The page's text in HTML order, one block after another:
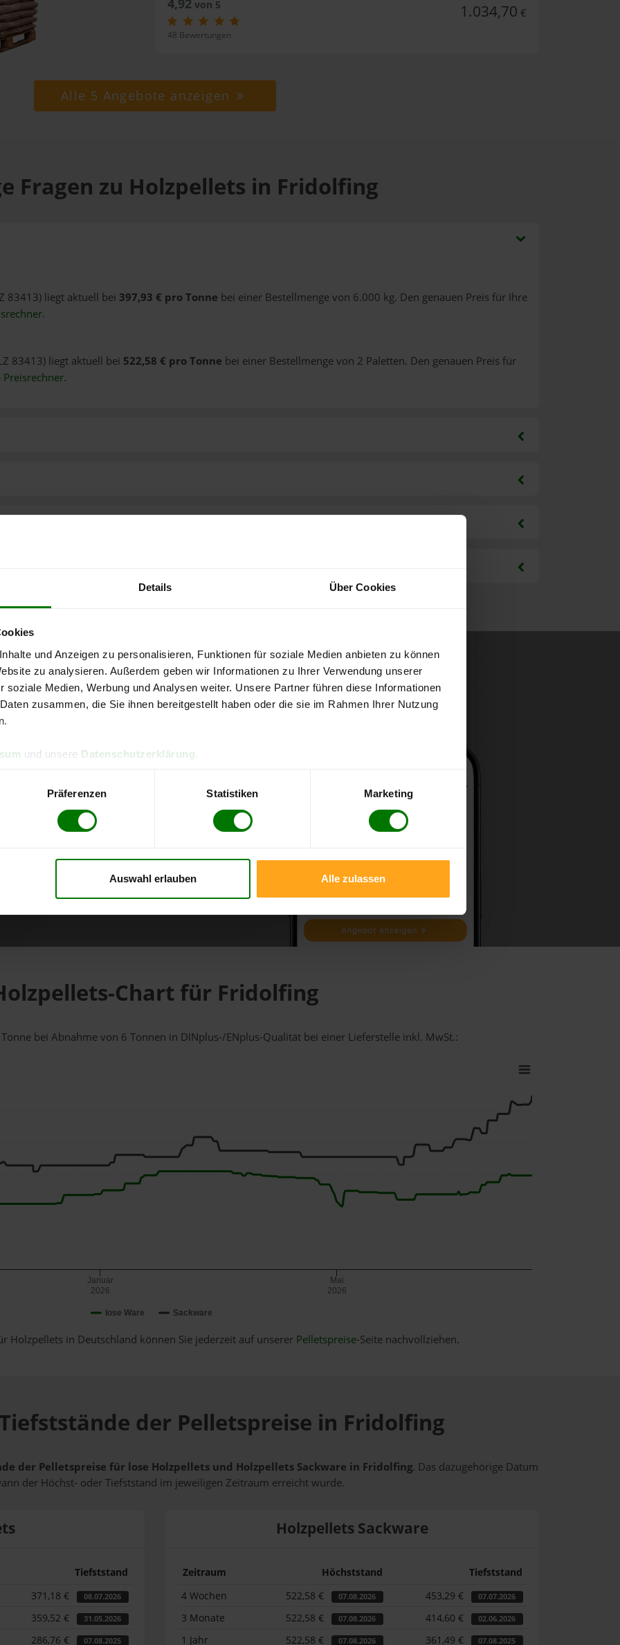
Details Über Cookies
und Anzeigen zu personalisieren, Funktionen für soziale Medien anbieten zu können
zu analysieren. Außerdem geben wir Informationen zu Ihrer Verwendung unserer
soziale Medien, Werbung und Analysen weiter. Unsere Partner führen diese Informationen
zusammen, die Sie ihnen bereitgestellt haben oder die sie im Rahmen Ihrer Nutzung
und unsere Datenschutzerklärung
Präferenzen Statistiken Marketing
Auswahl erlauben Alle zulassen
von 5
48 Bewertungen
1.034,70 €
Alle 5 Angebote anzeigen
Fragen zu Holzpellets in Fridolfing
83413) liegt aktuell bei 397,93 € pro Tonne bei einer Bestellmenge von 6.000 kg. Den genauen Preis für Ihre
.
83413) liegt aktuell bei 522,58 € pro Tonne bei einer Bestellmenge von 2 Paletten. Den genauen Preis für
Preisrechner.
kostenlose
direkt online bestellen
aktuellen Stand
Chart für Fridolfing
bei Abnahmevon 6 Tonnen in DINplus-/ENplus-Qualität bei einer Lieferstelle inkl. MwSt.:
lose Ware Sackware
Januar
2026
Mai
2026
Holzpellets in Deutschland können Sie jederzeit auf unserer Pelletspreise-Seite nachvollziehen.
der Pelletspreise in Fridolfing
der Pelletspreise für lose Holzpellets und Holzpellets Sackware in Fridolfing. Das dazugehörige Datum
der Höchst- oder Tiefststand im jeweiligen Zeitraum erreicht wurde.
Tiefststand
371,18 € 08.07.2026
359,52 € 31.05.2026
286,76 € 07.08.2025
Holzpellets Sackware
Zeitraum Höchststand
Tiefststand
4 Wochen
522,58 € 07.08.2026 453,29 € 07.07.2026
3 Monate 522,58 € 07.08.2026 414,60 € 02.06.2026
1 Jahr 522,58 € 07.08.2026 361,49 € 07.08.2025